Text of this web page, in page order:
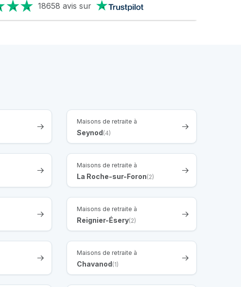
18658 avis sur
Maisons de retraite à
Seynod(4)
Maisons de retraite à
La Roche-sur-Foron(2)
Maisons de retraite à
Reignier-Ésery(2)
Maisons de retraite à
Chavanod(1)